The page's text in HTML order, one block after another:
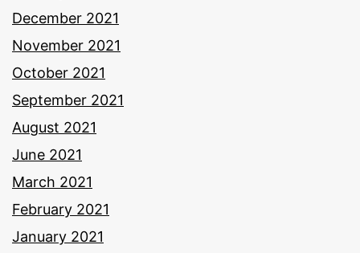
December 2021
November 2021
October 2021
September 2021
August 2021
June 2021
March 2021
February 2021
January 2021